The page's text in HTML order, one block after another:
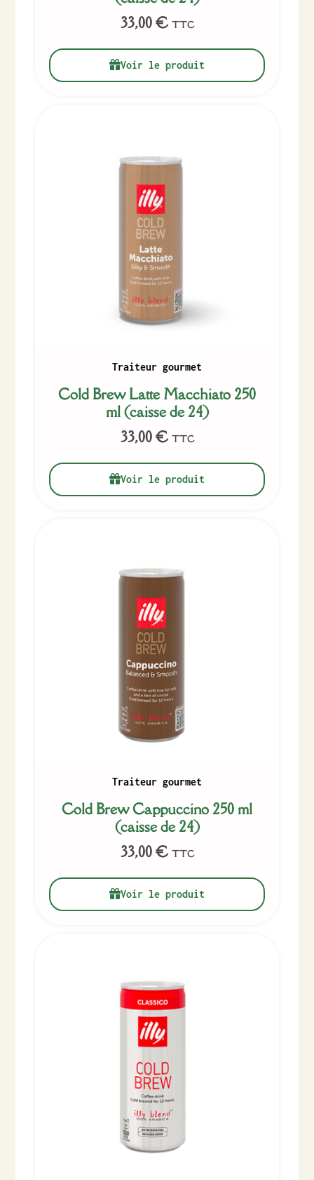
33,00€ TTC
Voir le produit
Traiteur gourmet
Cold Brew Latte Macchiato 250
ml (caisse de 24)
33,00€ TTC
Voir le produit
Traiteur gourmet
Cold Brew Cappuccino 250 ml
(caisse de 24)
33,00€ TTC
Voir le produit